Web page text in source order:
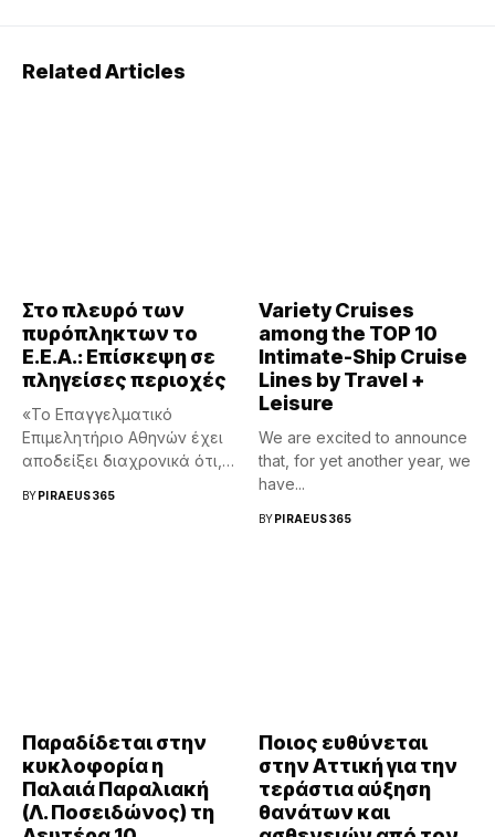
Related Articles
Στο πλευρό των
πυρόπληκτων το
Ε.Ε.Α.: Επίσκεψη σε
πληγείσες περιοχές
«Το Επαγγελματικό
Επιμελητήριο Αθηνών έχει
αποδείξει διαχρονικά ότι,
BYPIRAEUS365
Variety Cruises
among the TOP 10
Intimate-Ship Cruise
Lines by Travel +
Leisure
We are excited to announce
that, for yet another year, we
have...
BYPIRAEUS365
Παραδίδεται στην
κυκλοφορία η
Παλαιά Παραλιακή
(Λ. Ποσειδώνος) τη
Ποιος ευθύνεται
στην Αττική για την
τεράστια αύξηση
θανάτων και